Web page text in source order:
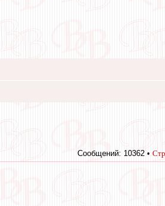
Сообщений: 10362 •